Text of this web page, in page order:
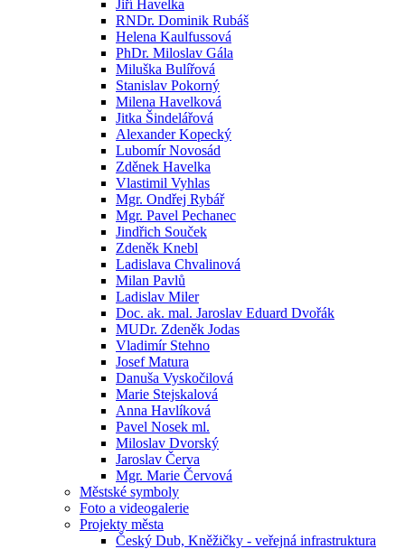
Jiří Havelka
RNDr. Dominik Rubáš
Helena Kaulfussová
PhDr. Miloslav Gála
Miluška Bulířová
Stanislav Pokorný
Milena Havelková
Jitka Šindelářová
Alexander Kopecký
Lubomír Novosád
Zděnek Havelka
Vlastimil Vyhlas
Mgr. Ondřej Rybář
Mgr. Pavel Pechanec
Jindřich Souček
Zdeněk Knebl
Ladislava Chvalinová
Milan Pavlů
Ladislav Miler
Doc. ak. mal. Jaroslav Eduard Dvořák
MUDr. Zdeněk Jodas
Vladimír Stehno
Josef Matura
Danuša Vyskočilová
Marie Stejskalová
Anna Havlíková
Pavel Nosek ml.
Miloslav Dvorský
Jaroslav Červa
Mgr. Marie Červová
Městské symboly
Foto a videogalerie
Projekty města
Český Dub, Kněžičky - veřejná infrastruktura